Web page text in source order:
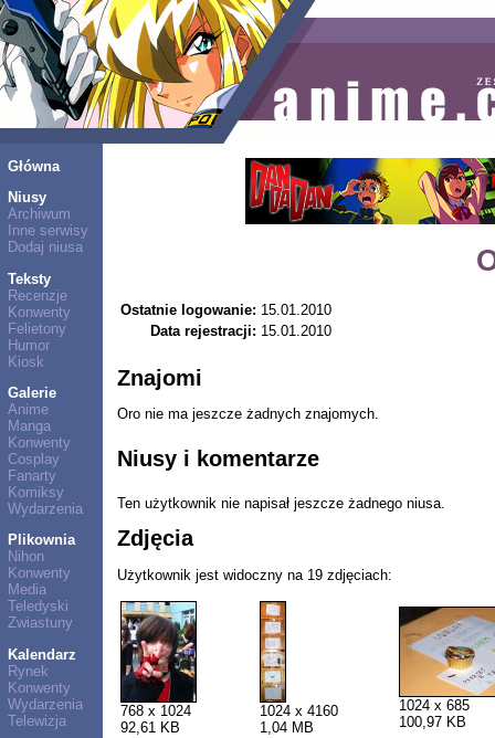
Główna
Niusy
Archiwum
Inne serwisy
Dodaj niusa
Teksty
Recenzje
Konwenty
Felietony
Humor
Kiosk
Galerie
Anime
Manga
Konwenty
Cosplay
Fanarty
Komiksy
Wydarzenia
Plikownia
Nihon
Konwenty
Media
Teledyski
Zwiastuny
Kalendarz
Rynek
Konwenty
Wydarzenia
Telewizja
Ostatnie logowanie: 15.01.2010
Data rejestracji: 15.01.2010
Znajomi
Oro nie ma jeszcze żadnych znajomych.
Niusy i komentarze
Ten użytkownik nie napisał jeszcze żadnego niusa.
Zdjęcia
Użytkownik jest widoczny na 19 zdjęciach:
768 x 1024
92,61 KB
1024 x 4160
1,04 MB
1024 x 685
100,97 KB